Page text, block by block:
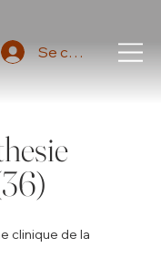
Se connecter
clinique de la